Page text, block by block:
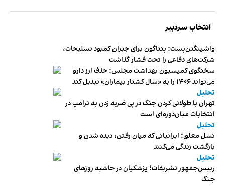
انتخاب سردبیر
واشینگتن‌پست: پنتاگون برای جبران کمبود تسلیحات،
شرکت‌های دفاعی را تحت فشار گذاشت
سخنگوی کمیسیون بهداشت مجلس: حذف ارز دارو
می‌تواند ۱۴۰۶ را به «سال کشتار بیماران» تبدیل کند
تحلیل
تهران با طولانی کردن جنگ در پی ضربه زدن به ترامپ در
انتخابات میان‌دوره‌ای است
تحلیل
نسل معلق؛ ایرانیانی که میان رفتن، دیده شدن و
بازگشت زندگی می‌کنند
تحلیل
رییس‌جمهور تشریفات؛ پزشکیان در حاشیه روزهای
جنگ